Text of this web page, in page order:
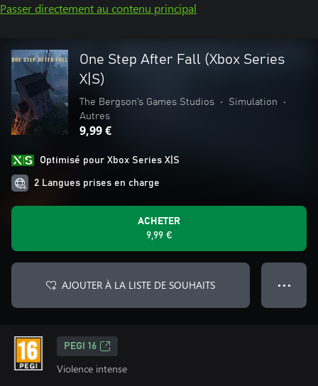
Passer directement au contenu principal
One Step After Fall (Xbox Series
X|S)
The Bergson's Games Studios • Simulation
•
Autres
9,99 €
Optimisé pour Xbox Series X|S
2 Langues prises en charge
ACHETER
9,99 €
AJOUTER À LA LISTE DE SOUHAITS ● ● ●
PEGI 16
Violence intense